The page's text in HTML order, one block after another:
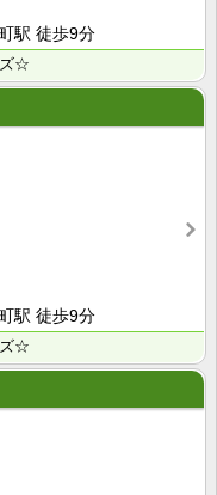
駅 徒歩9分
ズ☆
駅 徒歩9分
ズ☆